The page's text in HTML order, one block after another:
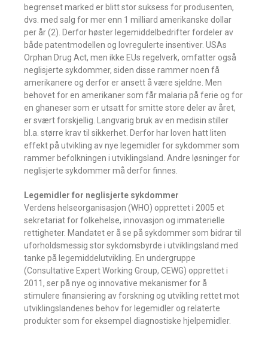
begrenset marked er blitt stor suksess for produsenten,
dvs. med salg for mer enn 1 milliard amerikanske dollar
per år (2). Derfor høster legemiddelbedrifter fordeler av
både patentmodellen og lovregulerte insentiver. USAs
Orphan Drug Act, men ikke EUs regelverk, omfatter også
neglisjerte sykdommer, siden disse rammer noen få
amerikanere og derfor er ansett å være sjeldne. Men
behovet for en amerikaner som får malaria på ferie og for
en ghaneser som er utsatt for smitte store deler av året,
er svært forskjellig. Langvarig bruk av en medisin stiller
bl.a. større krav til sikkerhet. Derfor har loven hatt liten
effekt på utvikling av nye legemidler for sykdommer som
rammer befolkningen i utviklingsland. Andre løsninger for
neglisjerte sykdommer må derfor finnes.
Legemidler for neglisjerte sykdommer
Verdens helseorganisasjon (WHO) opprettet i 2005 et
sekretariat for folkehelse, innovasjon og immaterielle
rettigheter. Mandatet er å se på sykdommer som bidrar til
uforholdsmessig stor sykdomsbyrde i utviklingsland med
tanke på legemiddelutvikling. En undergruppe
(Consultative Expert Working Group, CEWG) opprettet i
2011, ser på nye og innovative mekanismer for å
stimulere finansiering av forskning og utvikling rettet mot
utviklingslandenes behov for legemidler og relaterte
produkter som for eksempel diagnostiske hjelpemidler.